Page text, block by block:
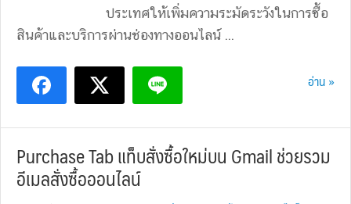
ประเทศให้เพิ่มความระมัดระวังในการซื้อ
สินค้าและบริการผ่านช่องทางออนไลน์ ...
อ่าน »
Purchase Tab แท็บสั่งซื้อใหม่บน Gmail ช่วยรวม
อีเมลสั่งซื้อออนไลน์